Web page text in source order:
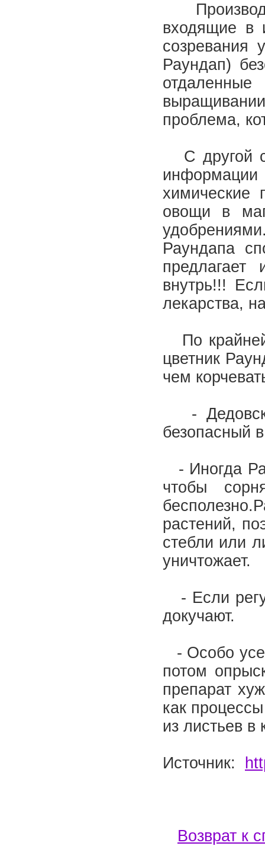
входящие в
созревания
Раундап)
отдаленные
проблема,
С другой
химические
овощи в
Раундапа
внутрь!!!
лекарства,
По
цветник
чем
-
безопасный
- Иногда
чтобы
растений,
стебли или
уничтожает.
- Если
докучают.
- Особо
потом
препарат
как
из листьев
Источник:
Возврат к